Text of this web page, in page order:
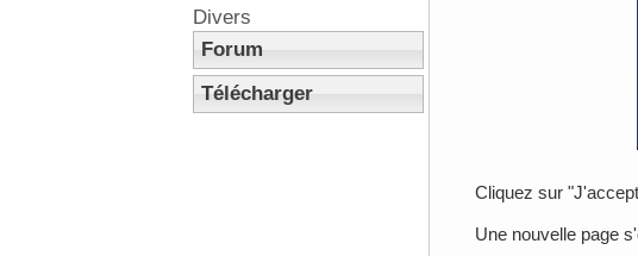
Divers
Forum
Télécharger
Cliquez sur
Une nouvelle page